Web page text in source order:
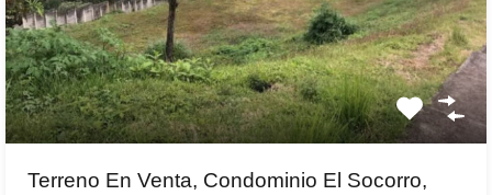
Terreno En Venta, Condominio El Socorro,